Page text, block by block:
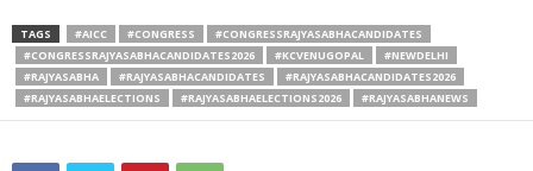
TAGS #AICC #CONGRESS
#CONGRESSRAJYASABHACANDIDATES
#CONGRESSRAJYASABHACANDIDATES2026
#KCVENUGOPAL
#NEWDELHI
#RAJYASABHA
#RAJYASABHACANDIDATES
#RAJYASABHACANDIDATES2026
#RAJYASABHAELECTIONS
#RAJYASABHAELECTIONS2026 #RAJYASABHANEWS